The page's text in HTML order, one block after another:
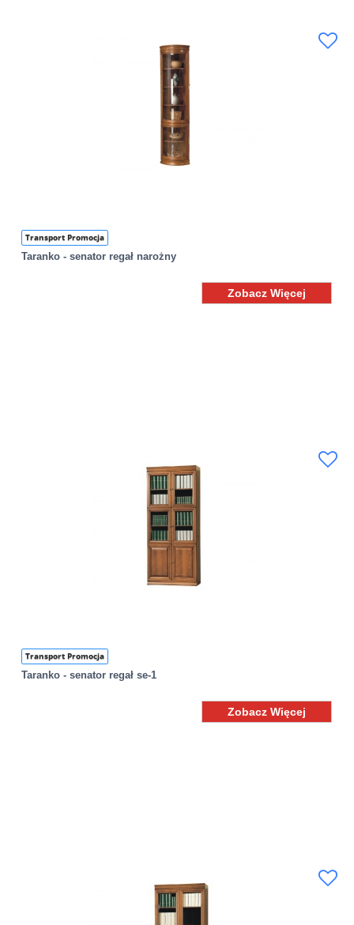
Transport Promocja
Taranko - senator regał narożny
Zobacz Więcej
Transport Promocja
Taranko - senator regał se-1
Zobacz Więcej